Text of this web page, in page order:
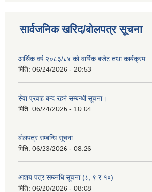
सार्वजनिक खरिद/बोलपत्र सूचना
आर्थिक वर्ष २०८३/८४ को वार्षिक बजेट तथा कार्यक्रम
मिति: 06/24/2026 - 20:53
सेवा प्रवाह बन्द रहने सम्बन्धी सूचना।
मिति: 06/24/2026 - 10:04
बोलपत्र सम्बन्धि सूचना
मिति: 06/23/2026 - 08:26
आशय पत्र सम्ब्नधि सूचना (८, ९ र १०)
मिति: 06/20/2026 - 08:08